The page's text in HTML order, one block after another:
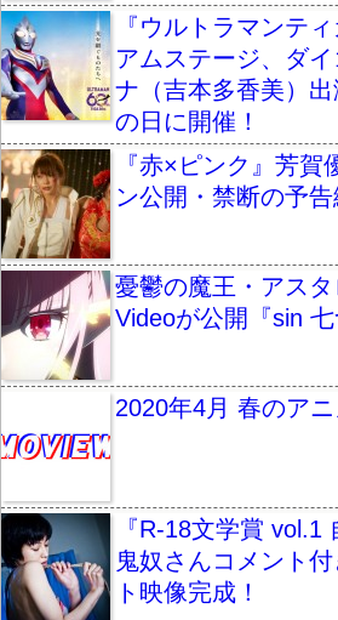
『ウルトラマンテ
アムステージ、ダ
ナ（吉本多香美）
の日に開催！
『赤×ピンク』芳賀
ン公開・禁断の予告
憂鬱の魔王・アス
Videoが公開『sin 七
2020年4月 春のア
『R-18文学賞 vol.1
鬼奴さんコメント
ト映像完成！